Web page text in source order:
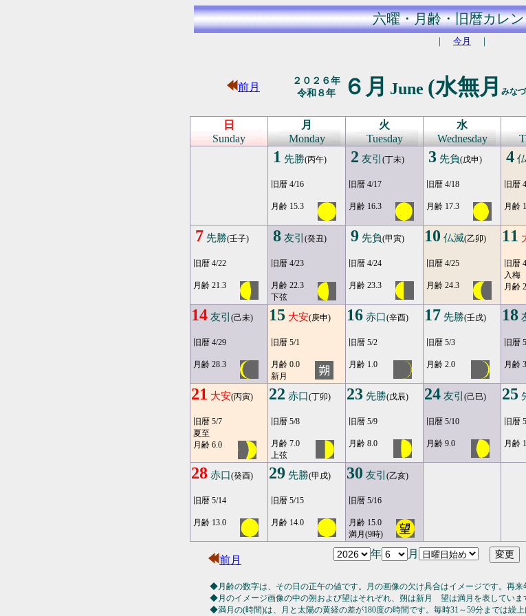
六曜・月齢・旧暦カレ
｜ 今月 ｜
前月
２０２６年
令和８年
６月 June (水無月 みな
日
Sunday
月
Monday
火
Tuesday
水
Wednesday
1 先勝(丙午)
旧暦 4/16
月齢 15.3
2 友引 (丁未)
旧暦 4/17
月齢 16.3
3 先負(戊申)
旧暦 4/18
月齢 17.3
4
旧暦
月齢
7 先勝(壬子)
旧暦 4/22
月齢 21.3
8 友引 (癸丑)
旧暦 4/23
月齢 22.3
下弦
9 先負(甲寅)
旧暦 4/24
月齢 23.3
10 仏滅(乙卯)
旧暦 4/25
月齢 24.3
11
旧暦
入梅
月齢
14 友引 (己未)
旧暦 4/29
月齢 28.3
15 大安(庚申)
旧暦 5/1
月齢 0.0
新月
16 赤口(辛酉)
旧暦 5/2
月齢 1.0
17 先勝(壬戌)
旧暦 5/3
月齢 2.0
18
旧暦
月齢
21 大安(丙寅)
旧暦 5/7
夏至
月齢 6.0
22 赤口(丁卯)
旧暦 5/8
月齢 7.0
上弦
23 先勝(戊辰)
旧暦 5/9
月齢 8.0
24 友引 (己巳)
旧暦 5/10
月齢 9.0
25
旧暦
月齢
28 赤口(癸酉)
旧暦 5/14
月齢 13.0
29 先勝(甲戌)
旧暦 5/15
月齢 14.0
30 友引 (乙亥)
旧暦 5/16
月齢 15.0
満月(9時)
前月
年 月
◆月齢の数字は、その日の正午の値です。月の画像の欠け具合はイメージです。再来
◆月のイメージ画像の中の朔および望はそれぞれ、朔は新月 望は満月を表していま
◆満月の(時間)は、月と太陽の黄経の差が180度の時間です。毎時31～59分までは繰上